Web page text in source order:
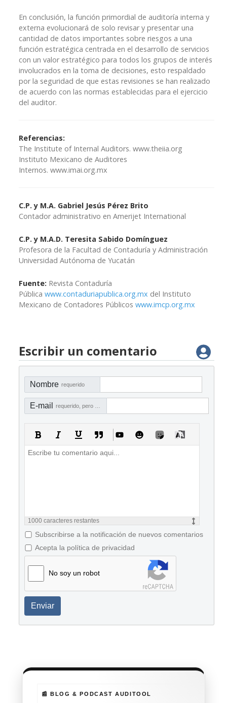
En conclusión, la función primordial de auditoría interna y
externa evolucionará de solo revisar y presentar una
cantidad de datos importantes sobre riesgos a una
función estratégica centrada en el desarrollo de servicios
con un valor estratégico para todos los grupos de interés
involucrados en la toma de decisiones, esto respaldado
por la seguridad de que estas revisiones se han realizado
de acuerdo con las normas establecidas para el ejercicio
del auditor.
Referencias:
The Institute of Internal Auditors. www.theiia.org
Instituto Mexicano de Auditores
Internos. www.imai.org.mx
C.P. y M.A. Gabriel Jesús Pérez Brito
Contador administrativo en Amerijet International
C.P. y M.A.D. Teresita Sabido Domínguez
Profesora de la Facultad de Contaduría y Administración
Universidad Autónoma de Yucatán
Fuente: Revista Contaduría
Pública www.contaduriapublica.org.mx del Instituto
Mexicano de Contadores Públicos www.imcp.org.mx
Escribir un comentario
Nombre requerido
E-mail
1000 caracteres restantes
Subscribirse a la notificación de nuevos comentarios
Acepta la política de privacidad
No soy un robot
Enviar
📰 BLOG & PODCAST AUDITOOL